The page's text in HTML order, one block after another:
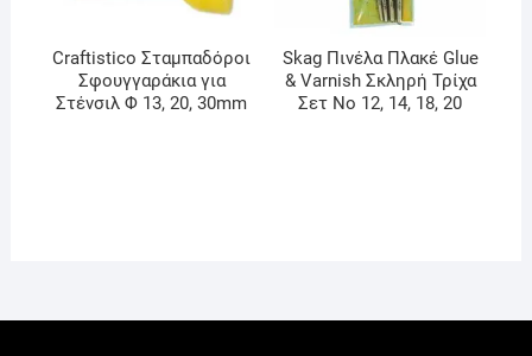
Craftistico Σταμπαδόροι
Σφουγγαράκια για
Στένσιλ Φ 13, 20, 30mm
Skag Πινέλα Πλακέ Glue
& Varnish Σκληρή Τρίχα
Σετ No 12, 14, 18, 20